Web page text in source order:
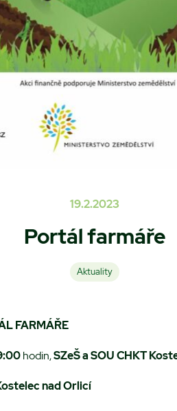
19.2.2023
Portál farmáře
Aktuality
FARMÁŘE
hodin,SZeŠ a SOU CHKT
nad Orlicí